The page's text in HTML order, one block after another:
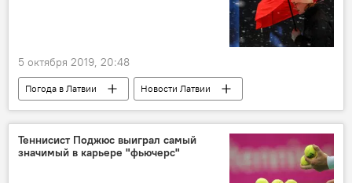
5 октября 2019, 20:48
Погода в Латвии
Новости Латвии
погода
Латвия
мороз
Теннисист Поджюс выиграл самый
значимый в карьере "фьючерс"